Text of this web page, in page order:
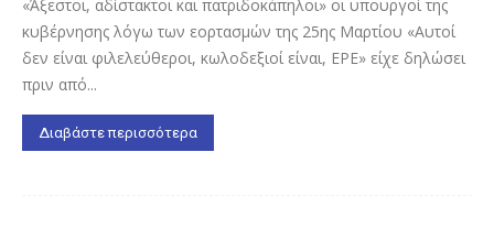
«Άξεστοι, αδίστακτοι και πατριδοκάπηλοι» οι υπουργοί της
κυβέρνησης λόγω των εορτασμών της 25ης Μαρτίου «Αυτοί
δεν είναι φιλελεύθεροι, κωλοδεξιοί είναι, ΕΡΕ» είχε δηλώσει
πριν από...
Διαβάστε περισσότερα